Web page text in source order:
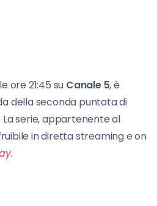
ore 21:45 su Canale 5, è
della seconda puntata di
La serie, appartenente al
in diretta streaming e on
.